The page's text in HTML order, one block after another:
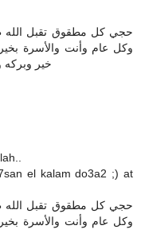
حجي كل مطقوق تقبل الله
وكل عام وأنت والأسرة
خير وبركه
el kalam do3a2 ;) at
حجي كل مطقوق تقبل الله
وكل عام وأنت والأسرة